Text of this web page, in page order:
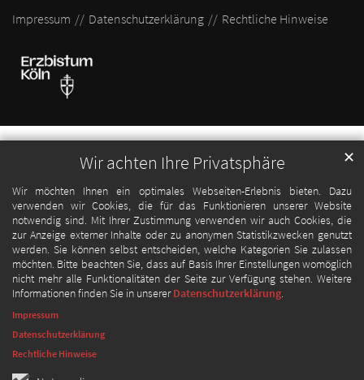
Wir achten Ihre Privatsphäre
Wir möchten Ihnen ein optimales Webseiten-Erlebnis bieten. Dazu
verwenden wir Cookies, die für das Funktionieren unserer Website
notwendig sind. Mit Ihrer Zustimmung verwenden wir auch Cookies, die
zur Anzeige externer Inhalte oder zu anonymen Statistikzwecken genutzt
werden. Sie können selbst entscheiden, welche Kategorien Sie zulassen
möchten. Bitte beachten Sie, dass auf Basis Ihrer Einstellungen womöglich
nicht mehr alle Funktionalitäten der Seite zur Verfügung stehen. Weitere
Informationen finden Sie in unsererDatenschutzerklärung.
✕
Impressum
Datenschutzerklärung
Rechtliche Hinweise
Impressum Datenschutzerklärung Rechtliche Hinweise